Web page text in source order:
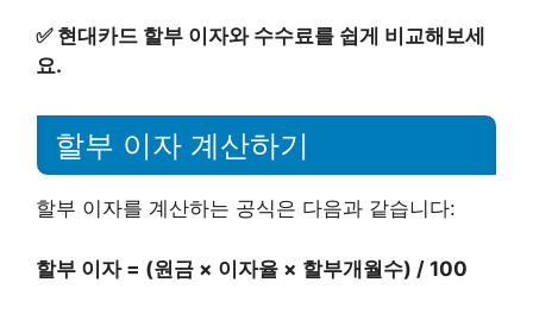
✅ 현대카드 할부 이자와 수수료를 쉽게 비교해보세
요.
할부 이자 계산하기
할부 이자를 계산하는 공식은 다음과 같습니다:
할부 이자 = (원금 × 이자율 × 할부개월수) / 100